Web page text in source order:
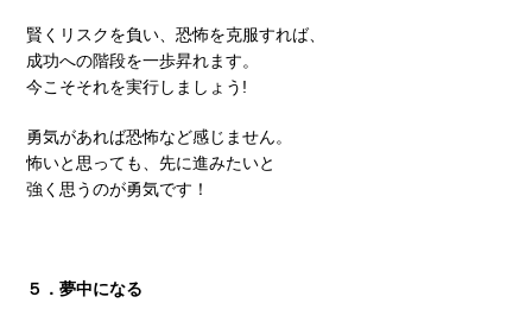
賢くリスクを負い、恐怖を克服すれば、
成功への階段を一歩昇れます。
今こそそれを実行しましょう!
勇気があれば恐怖など感じません。
怖いと思っても、先に進みたいと
強く思うのが勇気です！
５．夢中になる